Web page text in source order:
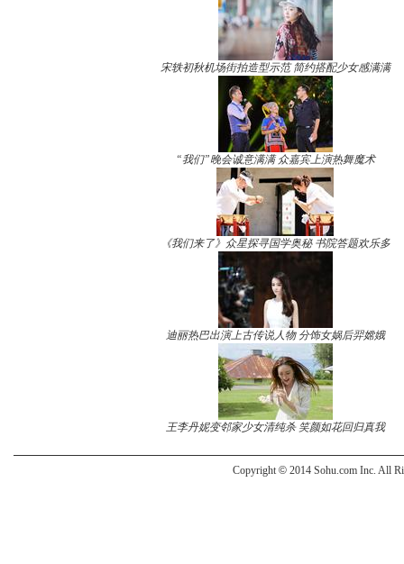
宋轶初秋机场街拍造型示范 简约搭配少女感满满
“我们”晚会诚意满满 众嘉宾上演热舞魔术
《我们来了》众星探寻国学奥秘 书院答题欢乐多
迪丽热巴出演上古传说人物 分饰女娲后羿嫦娥
王李丹妮变邻家少女清纯杀 笑颜如花回归真我
Copyright © 2014 Sohu.com Inc. All